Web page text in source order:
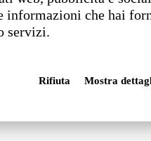
informazioni che hai
servizi.
Rifiuta Mostra